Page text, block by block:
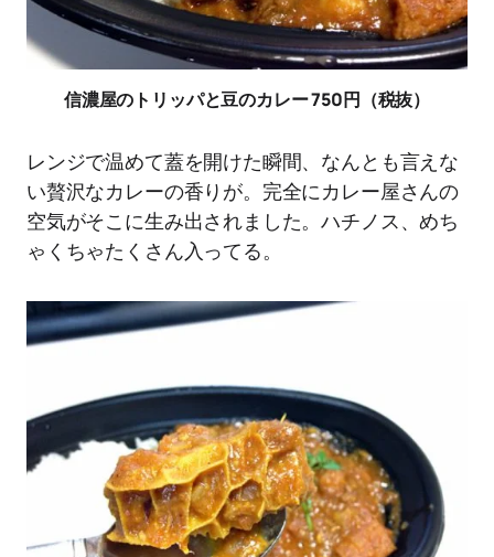
信濃屋のトリッパと豆のカレー 750円（税抜）
レンジで温めて蓋を開けた瞬間、なんとも言えな
い贅沢なカレーの香りが。完全にカレー屋さんの
空気がそこに生み出されました。ハチノス、めち
ゃくちゃたくさん入ってる。